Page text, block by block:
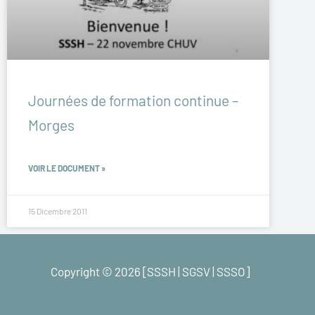
Journées de formation continue –
Morges
VOIR LE DOCUMENT »
15 Dicembre 2011
Copyright © 2026 [SSSH | SGSV | SSSO]